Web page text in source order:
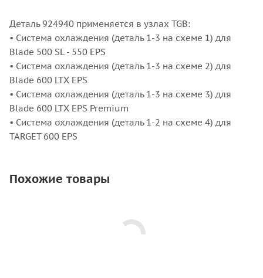
Деталь 924940 применяется в узлах TGB:
• Система охлаждения (деталь 1-3 на схеме 1) для
Blade 500 SL - 550 EPS
• Система охлаждения (деталь 1-3 на схеме 2) для
Blade 600 LTX EPS
• Система охлаждения (деталь 1-3 на схеме 3) для
Blade 600 LTX EPS Premium
• Система охлаждения (деталь 1-2 на схеме 4) для
TARGET 600 EPS
Похожие товары